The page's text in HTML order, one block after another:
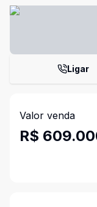
Ligar
Valor venda
R$